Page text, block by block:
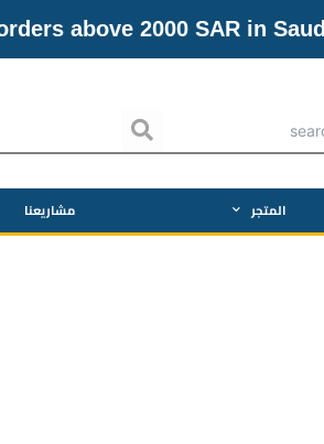
above 2000 SAR in
المتجر مشاريعنا